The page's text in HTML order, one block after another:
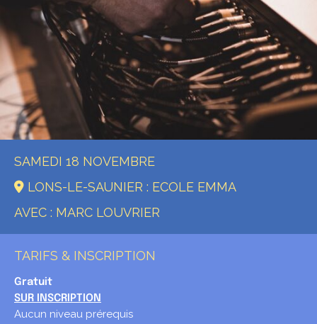
SAMEDI 18 NOVEMBRE
LONS-LE-SAUNIER : ECOLE EMMA
AVEC : MARC LOUVRIER
TARIFS & INSCRIPTION
Gratuit
SUR INSCRIPTION
Aucun niveau prérequis